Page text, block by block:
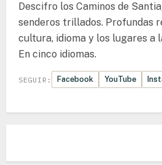
Descifro los Caminos de
senderos trillados. Profundas
cultura, idioma y los lugares a
En cinco idiomas.
SEGUIR: Facebook YouTube